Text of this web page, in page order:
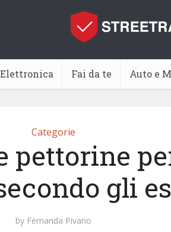
Elettronica Fai da te Auto e
Categorie
pettorine
gli
by Fernanda Pivano